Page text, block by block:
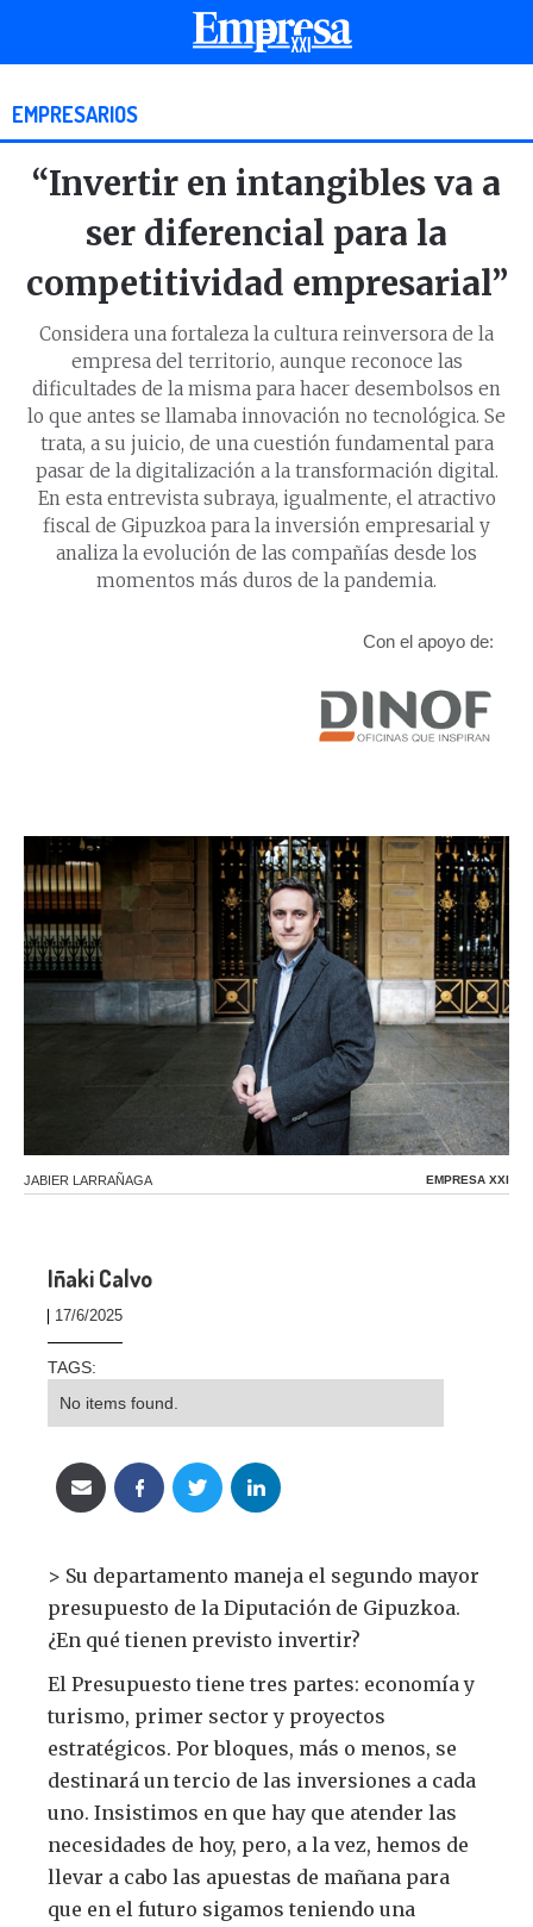
EMPRESARIOS
“Invertir en intangibles va a
ser diferencial para la
competitividad empresarial”
Considera una fortaleza la cultura reinversora de la
empresa del territorio, aunque reconoce las
dificultades de la misma para hacer desembolsos en
lo que antes se llamaba innovación no tecnológica. Se
trata, a su juicio, de una cuestión fundamental para
pasar de la digitalización a la transformación digital.
En esta entrevista subraya, igualmente, el atractivo
fiscal de Gipuzkoa para la inversión empresarial y
analiza la evolución de las compañías desde los
momentos más duros de la pandemia.
Con el apoyo de:
Text Link
JABIER LARRAÑAGA EMPRESA XXI
Iñaki Calvo
17/6/2025
TAGS:
No items found.
> Su departamento maneja el segundo mayor
presupuesto de la Diputación de Gipuzkoa.
¿En qué tienen previsto invertir?
El Presupuesto tiene tres partes: economía y
turismo, primer sector y proyectos
estratégicos. Por bloques, más o menos, se
destinará un tercio de las inversiones a cada
uno. Insistimos en que hay que atender las
necesidades de hoy, pero, a la vez, hemos de
llevar a cabo las apuestas de mañana para
que en el futuro sigamos teniendo una